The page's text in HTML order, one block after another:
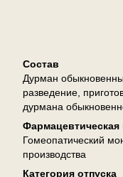
Состав
Дурман
разведение,
дурмана
Фармацевтическая
Гомеопатический
производства
Категория отпуска